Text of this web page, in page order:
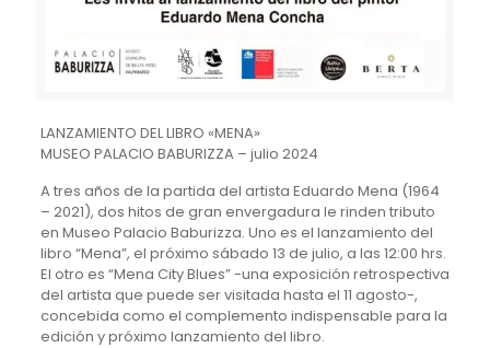
LANZAMIENTO DEL LIBRO «MENA»
MUSEO PALACIO BABURIZZA – julio 2024
A tres años de la partida del artista Eduardo Mena (1964
– 2021), dos hitos de gran envergadura le rinden tributo
en Museo Palacio Baburizza. Uno es el lanzamiento del
libro “Mena”, el próximo sábado 13 de julio, a las 12:00 hrs.
El otro es “Mena City Blues” -una exposición retrospectiva
del artista que puede ser visitada hasta el 11 agosto-,
concebida como el complemento indispensable para la
edición y próximo lanzamiento del libro.